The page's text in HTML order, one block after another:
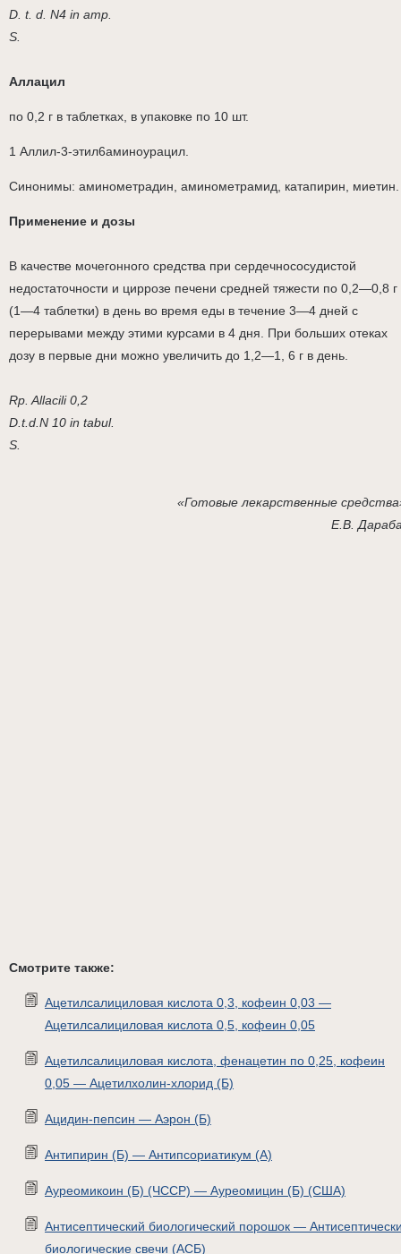
D. t. d. N4 in amp.
S.
Аллацил
по 0,2 г в таблетках, в упаковке по 10 шт.
1 Аллил-3-этил6аминоурацил.
Синонимы: аминометрадин, аминометрамид, катапирин, миетин.
Применение и дозы
В качестве мочегонного средства при сердечнососудистой
недостаточности и циррозе печени средней тяжести по 0,2—0,8 г
(1—4 таблетки) в день во время еды в течение 3—4 дней с
перерывами между этими курсами в 4 дня. При больших отеках
дозу в первые дни можно увеличить до 1,2—1, 6 г в день.
Rp. Allacili 0,2
D.t.d.N 10 in tabul.
S.
«Готовые лекарственные
Е.В.
Смотрите также:
Ацетилсалициловая кислота 0,3, кофеин 0,03 —
Ацетилсалициловая кислота 0,5, кофеин 0,05
Ацетилсалициловая кислота, фенацетин по 0,25, кофеин
0,05 — Ацетилхолин-хлорид (Б)
Ацидин-пепсин — Аэрон (Б)
Антипирин (Б) — Антипсориатикум (A)
Ауреомикоин (Б) (ЧССР) — Ауреомицин (Б) (США)
Антисептический биологический порошок —
биологические свечи (АСБ)